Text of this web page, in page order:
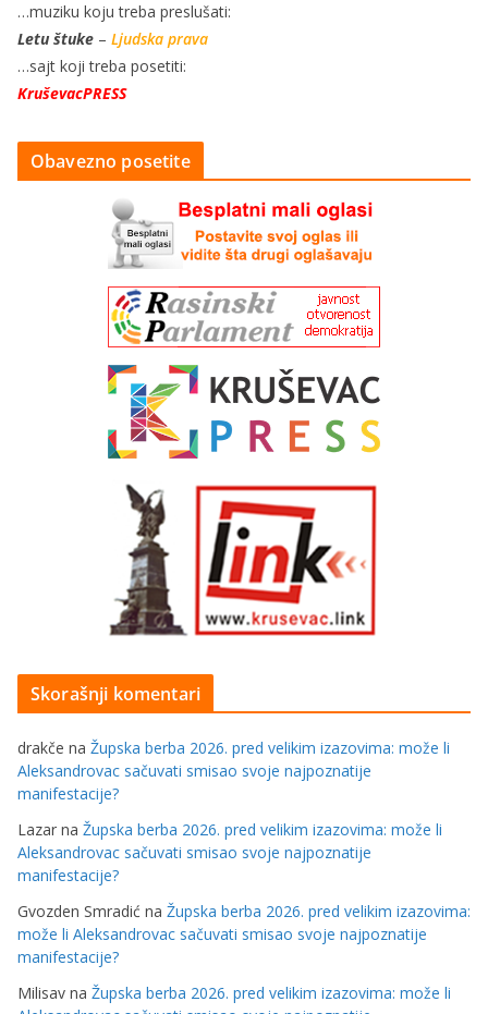
…muziku koju treba preslušati:
Letu štuke – Ljudska prava
…sajt koji treba posetiti:
KruševacPRESS
Obavezno posetite
Skorašnji komentari
drakče na Župska berba 2026. pred velikim izazovima: može li
Aleksandrovac sačuvati smisao svoje najpoznatije
manifestacije?
Lazar na Župska berba 2026. pred velikim izazovima: može li
Aleksandrovac sačuvati smisao svoje najpoznatije
manifestacije?
Gvozden Smradić na Župska berba 2026. pred velikim izazovima:
može li Aleksandrovac sačuvati smisao svoje najpoznatije
manifestacije?
Milisav na Župska berba 2026. pred velikim izazovima: može li